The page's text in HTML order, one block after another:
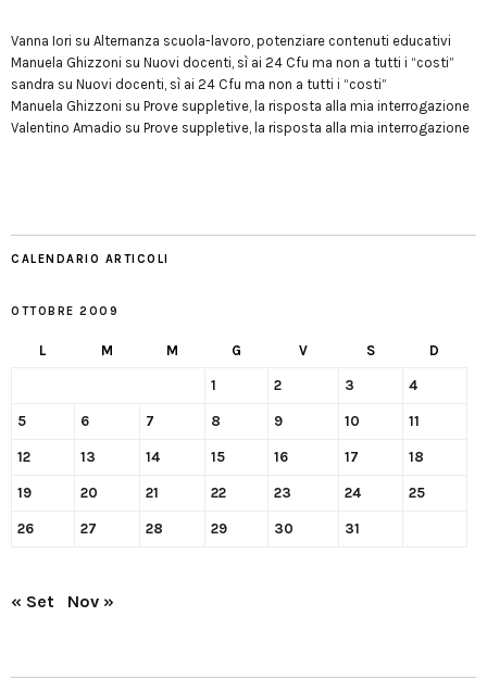
Vanna Iori su Alternanza scuola-lavoro, potenziare contenuti educativi
Manuela Ghizzoni su Nuovi docenti, sì ai 24 Cfu ma non a tutti i “costi”
sandra su Nuovi docenti, sì ai 24 Cfu ma non a tutti i “costi”
Manuela Ghizzoni su Prove suppletive, la risposta alla mia interrogazione
Valentino Amadio su Prove suppletive, la risposta alla mia interrogazione
CALENDARIO ARTICOLI
OTTOBRE 2009
L M M G V S D
1 2 3 4
5 6 7 8 9 10 11
12 13 14 15 16 17 18
19 20 21 22 23 24 25
26 27 28 29 30 31
« Set Nov »